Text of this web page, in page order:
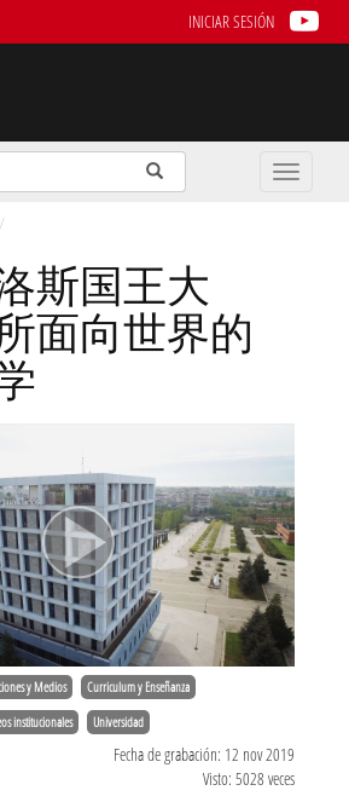
INICIAR SESIÓN
Enviar
Buscar
Toggle
斯国王大
面向世界的
y Medios Curriculum y Enseñanza
institucionales Universidad
Fecha de grabación: 12 nov 2019
Visto: 5028 veces